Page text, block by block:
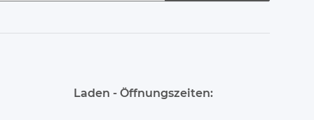
Laden - Öffnungszeiten: